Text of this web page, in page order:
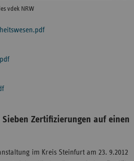
vdek NRW
Sieben Zertifizierungen auf einen
im Kreis Steinfurt am 23. 9.2012